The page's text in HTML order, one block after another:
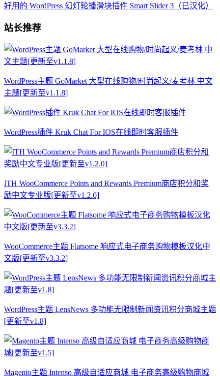
好用的 WordPress 幻灯轮播滑块插件 Smart Slider 3（已汉化）
站长推荐
WordPress主题 GoMarket 大型在线购物/时尚起义/麦考林 中文
主题[更新至v1.1.8]
WordPress插件 Kruk Chat For IOS在线即时客服插件
ITH WooCommerce Points and Rewards Premium商店积分和奖
励中文专业版[更新至v1.2.0]
WooCommerce主题 Flatsome 响应式电子商务购物模板汉化中
文版[更新至v3.3.2]
WordPress主题 LensNews 多功能无限制新闻资讯积分商城主题
[更新至v1.8]
Magento主题 Intenso 高级自适应商城 电子商务高级购物商城